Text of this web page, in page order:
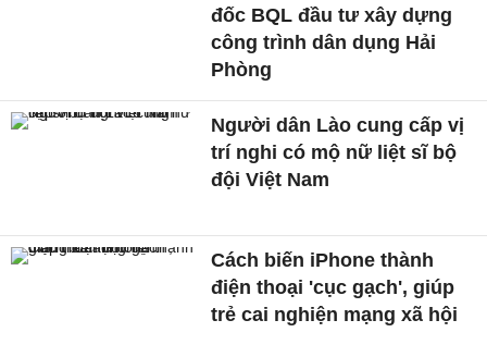
đốc BQL đầu tư xây dựng
công trình dân dụng Hải
Phòng
Người dân Lào cung cấp vị
trí nghi có mộ nữ liệt sĩ bộ
đội Việt Nam
Cách biến iPhone thành
điện thoại 'cục gạch', giúp
trẻ cai nghiện mạng xã hội